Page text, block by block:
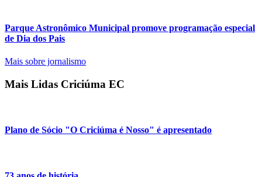
Parque Astronômico Municipal promove programação especial
de Dia dos Pais
Mais sobre jornalismo
Mais Lidas Criciúma EC
Plano de Sócio "O Criciúma é Nosso" é apresentado